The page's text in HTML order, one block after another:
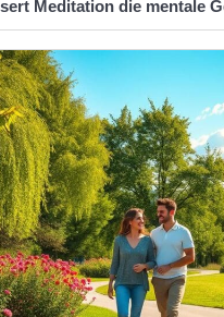
Meditation die mentale